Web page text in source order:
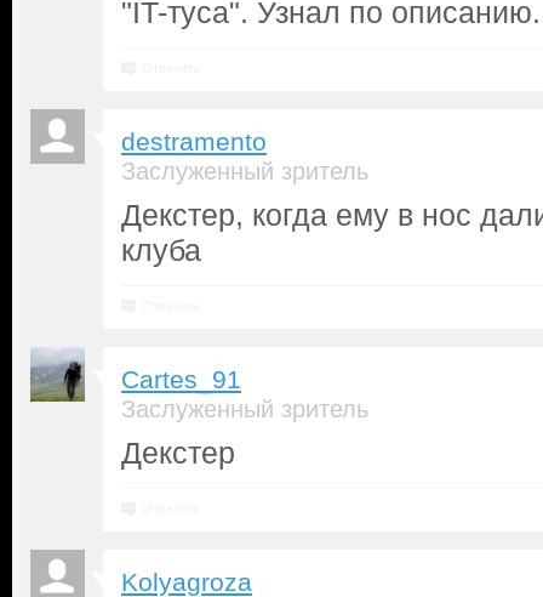
"IT-туса". Узнал по описанию.
destramento
Заслуженный зритель
Декстер, когда ему в нос
клуба
Cartes_91
Заслуженный зритель
Декстер
Kolyagroza